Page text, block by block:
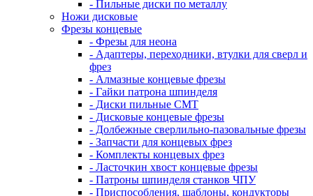
- Пильные диски по металлу
Ножи дисковые
Фрезы концевые
- Фрезы для неона
- Адаптеры, переходники, втулки для сверл и
фрез
- Алмазные концевые фрезы
- Гайки патрона шпинделя
- Диски пильные CMT
- Дисковые концевые фрезы
- Долбежные сверлильно-пазовальные фрезы
- Запчасти для концевых фрез
- Комплекты концевых фрез
- Ласточкин хвост концевые фрезы
- Патроны шпинделя станков ЧПУ
- Приспособления, шаблоны, кондукторы